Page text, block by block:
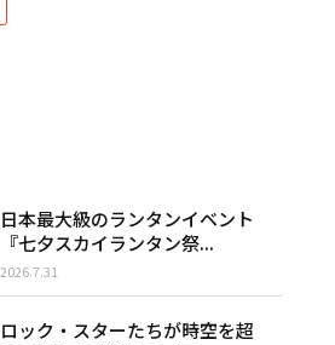
日本最大級のランタンイベント
『七夕スカイランタン祭...
2026.7.31
ロック・スターたちが時空を超